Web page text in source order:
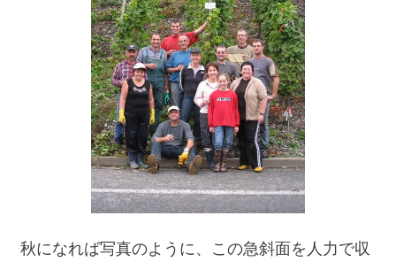
秋になれば写真のように、この急斜面を人力で収